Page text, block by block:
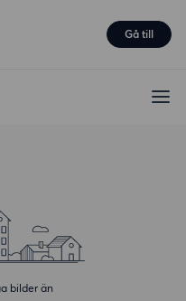
Gå till
bilder än